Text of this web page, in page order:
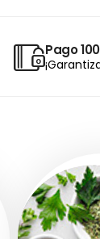
Pago